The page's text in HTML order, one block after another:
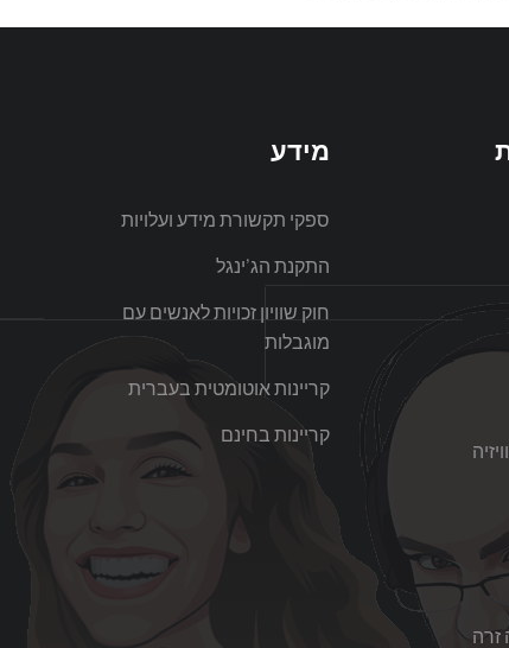
מידע
ספקי תקשורת מידע ועלויות
התקנת הג’ינגל
חוק שוויון זכויות לאנשים עם
מוגבלות
קריינות אוטומטית בעברית
קריינות בחינם
זרה